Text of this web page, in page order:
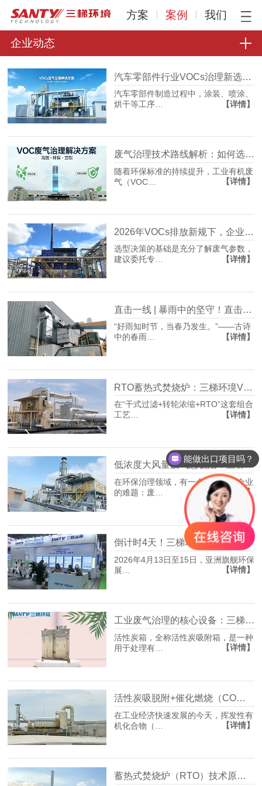
方案 案例 我们
企业动态
汽车零部件行业VOCs治理新选择：沸石转轮+RTO组合工艺的工程实践
汽车零部件制造过程中，涂装、喷涂、
烘干等工序…
【详情】
废气治理技术路线解析：如何选择适合工况的VOCs净化方案
随着环保标准的持续提升，工业有机废
气（VOC…
【详情】
2026年VOCs排放新规下，企业如何科学选择废气处理设备？
选型决策的基础是充分了解废气参数，
建议委托专…
【详情】
直击一线 | 暴雨中的坚守！直击三梯环境VOCs治理项目安装现场
“好雨知时节，当春乃发生。”——古诗
中的春雨…
【详情】
RTO蓄热式焚烧炉：三梯环境VOCs废气治理的“终极净化单元”
在“干式过滤+转轮浓缩+RTO”这套组合
工艺…
【详情】
低浓度大风量废气怎么治？三梯环境这套组合工艺给出答案
在环保治理领域，有一个长期困扰企业
的难题：废…
【详情】
倒计时4天！三梯环境即将亮相2026上海环博会，硬核技术解锁VOCs治理“新质生产力
2026年4月13日至15日，亚洲旗舰环保
展…
【详情】
工业废气治理的核心设备：三梯环境高效活性炭箱满足企业环保治理需求
活性炭箱，全称活性炭吸附箱，是一种
用于处理有…
【详情】
活性炭吸脱附+催化燃烧（CO）技术：工业废气治理的绿色高效之选
在工业经济快速发展的今天，挥发性有
机化合物（…
【详情】
蓄热式焚烧炉（RTO）技术原理与应用场景分析 ——三梯环境工业废气治理解决方案
能做出口项目吗？